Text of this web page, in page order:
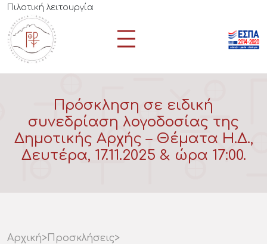
Πιλοτική λειτουργία
Πρόσκληση σε ειδική
συνεδρίαση λογοδοσίας της
Δημοτικής Αρχής – Θέματα Η.Δ.,
Δευτέρα, 17.11.2025 & ώρα 17:00.
Αρχική>Προσκλήσεις>